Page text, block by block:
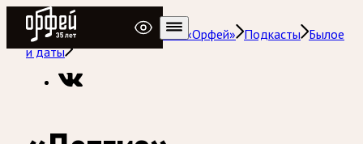
Радио Орфей
Радио классической музыки «Орфей» Подкасты Былое
и даты